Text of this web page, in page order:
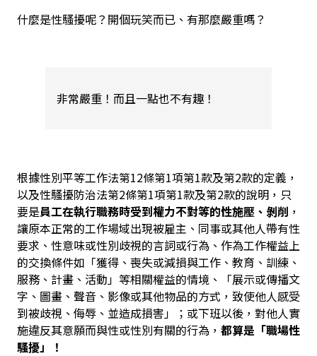
什麼是性騷擾呢？開個玩笑而已、有那麼嚴重嗎？
非常嚴重！而且一點也不有趣！
根據性別平等工作法第12條第1項第1款及第2款的定義，
以及性騷擾防治法第2條第1項第1款及第2款的說明，只
要是員工在執行職務時受到權力不對等的性施壓、剝削 ，
讓原本正常的工作場域出現被雇主、同事或其他人帶有性
要求、性意味或性別歧視的言詞或行為、作為工作權益上
的交換條件如「獲得、喪失或減損與工作、教育、訓練、
服務、計畫、活動」等相關權益的情境、「展示或傳播文
字、圖畫、聲音、影像或其他物品的方式，致使他人感受
到被歧視、侮辱、並造成損害」；或下班以後，對他人實
施違反其意願而與性或性別有關的行為， 都算是「職場性
騷擾」！